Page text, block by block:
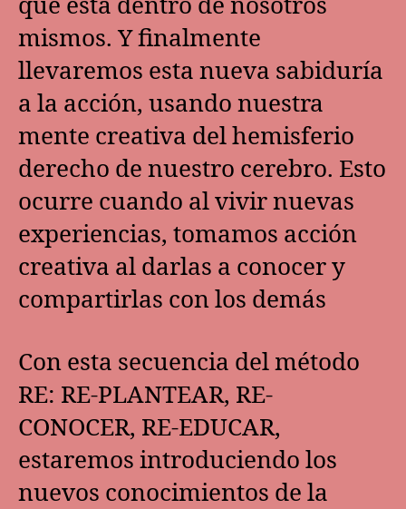
que esta dentro de nosotros
mismos. Y finalmente
llevaremos esta nueva sabiduría
a la acción, usando nuestra
mente creativa del hemisferio
derecho de nuestro cerebro. Esto
ocurre cuando al vivir nuevas
experiencias, tomamos acción
creativa al darlas a conocer y
compartirlas con los demás
Con esta secuencia del método
RE: RE-PLANTEAR, RE-
CONOCER, RE-EDUCAR,
estaremos introduciendo los
nuevos conocimientos de la